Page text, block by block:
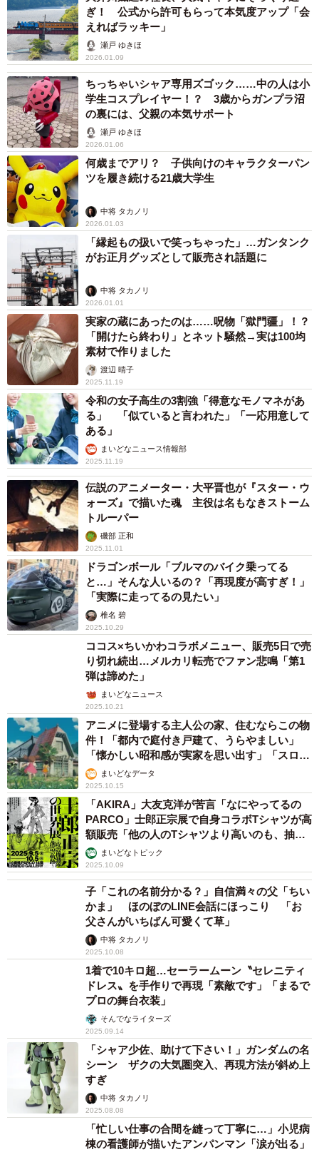
ぎ！ 公式から許可もらって本気度アップ「会
えればラッキー」
瀬戸 ゆきほ
2026.01.09
ちっちゃいシャア専用ズゴック……中の人は小
学生コスプレイヤー！？ 3歳からガンプラ沼
の裏には、父親の本気サポート
瀬戸 ゆきほ
2026.01.06
何歳までアリ？ 子供向けのキャラクターパン
ツを履き続ける21歳大学生
中将 タカノリ
2026.01.03
「縁起もの扱いで笑っちゃった」…ガンタンク
がお正月グッズとして販売され話題に
中将 タカノリ
2026.01.01
実家の蔵にあったのは……呪物「獄門疆」！？
「開けたら終わり」とネット騒然→実は100均
素材で作りました
渡辺 晴子
2025.11.19
令和の女子高生の3割強「得意なモノマネがあ
る」 「似ていると言われた」「一応用意して
ある」
まいどなニュース情報部
2025.11.19
伝説のアニメーター・大平晋也が『スター・ウ
ォーズ』で描いた魂 主役は名もなきストーム
トルーパー
磯部 正和
2025.11.01
ドラゴンボール「ブルマのバイク乗ってる
と…」そんな人いるの？「再現度が高すぎ！」
「実際に走ってるの見たい」
椎名 碧
2025.10.29
ココス×ちいかわコラボメニュー、販売5日で売
り切れ続出…メルカリ転売でファン悲鳴「第1
弾は諦めた」
まいどなニュース
2025.10.21
アニメに登場する主人公の家、住むならこの物
件！「都内で庭付き戸建て、うらやましい」
「懐かしい昭和感が実家を思い出す」「スロー
ライフができそう」
まいどなデータ
2025.10.15
「AKIRA」大友克洋が苦言「なにやってるの
PARCO」士郎正宗展で自身コラボTシャツが高
額販売「他の人のTシャツより高いのも、抽選
販売なのもおかしい！」
まいどなトピック
2025.10.09
子「これの名前分かる？」自信満々の父「ちい
かま」 ほのぼのLINE会話にほっこり 「お
父さんがいちばん可愛くて草」
中将 タカノリ
2025.10.08
1着で10キロ超…セーラームーン〝セレニティ
ドレス〟を手作りで再現「素敵です」「まるで
プロの舞台衣装」
そんでなライターズ
2025.09.14
「シャア少佐、助けて下さい！」ガンダムの名
シーン ザクの大気圏突入、再現方法が斜め上
すぎ
中将 タカノリ
2025.08.08
「忙しい仕事の合間を縫って丁寧に…」小児病
棟の看護師が描いたアンパンマン「涙が出る」